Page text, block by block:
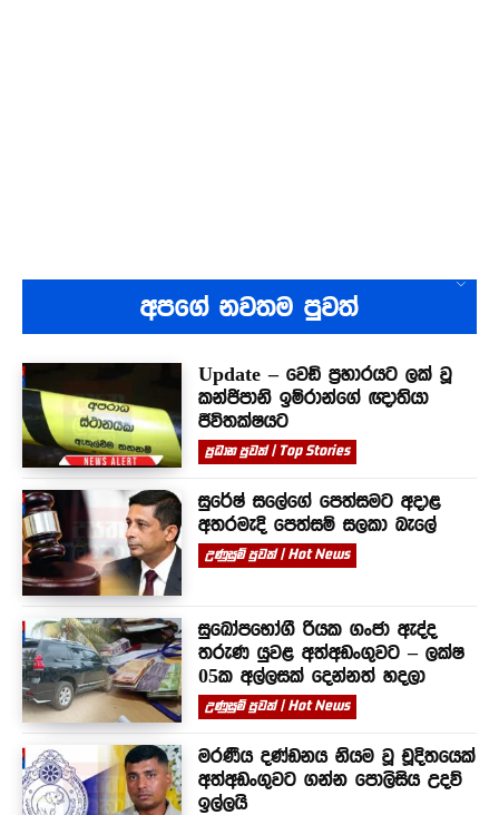
අපගේ නවතම පුවත්
Update – වෙඩි ප්‍රහාරයට ලක් වූ
කන්ජිපානි ඉම්රාන්ගේ ඥාතියා
ජීවිතක්ෂයට
ප්‍රධාන පුවත් | Top Stories
සුරේෂ් සලේගේ පෙත්සමට අදාළ
අතරමැදි පෙත්සම් සලකා බැලේ
උණුසුම් පුවත් | Hot News
සුඛෝපභෝගී රියක ගංජා ඇද්ද
තරුණ යුවළ අත්අඩංගුවට – ලක්ෂ
05ක අල්ලසක් දෙන්නත් හදලා
උණුසුම් පුවත් | Hot News
මරණීය දණ්ඩනය නියම වූ චූදිතයෙක්
අත්අඩංගුවට ගන්න පොලිසිය උදව්
ඉල්ලයි